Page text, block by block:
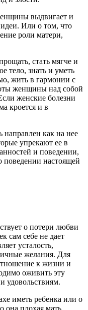
выдвигает и
Или о том, что
роли матери,
стать мягче и
тело, знать и уметь
жить в гармонии с
женщины над собой
женские болезни
кроется и в
как на нее
упрекают ее в
и поведении,
поведении настоящей
о потери любви
сам себе не дает
усталость,
желания. Для
к жизни и
оживить эту
удовольствиям.
иметь ребенка или о
она плохая мать.